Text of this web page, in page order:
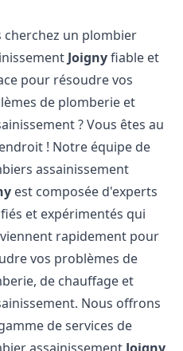
cherchez un plombier
Joignyfiable et
pour résoudre vos
de plomberie et
? Vous êtes au
! Notre équipe de
assainissement
est composée d'experts
et expérimentés qui
rapidement pour
vos problèmes de
de chauffage et
Nous offrons
de services de